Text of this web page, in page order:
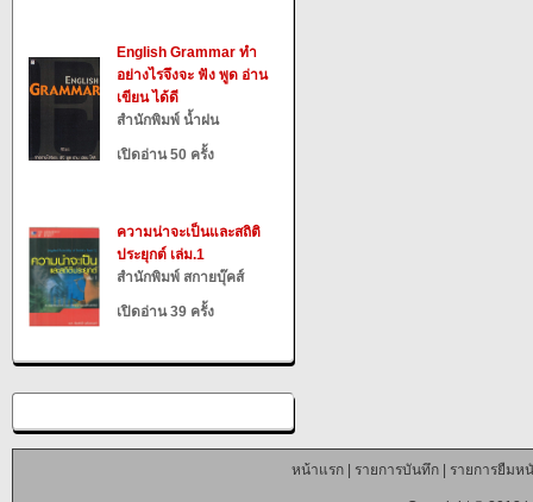
English Grammar ทำ
อย่างไรจึงจะ ฟัง พูด อ่าน
เขียน ได้ดี
สำนักพิมพ์ น้ำฝน
เปิดอ่าน 50 ครั้ง
ความน่าจะเป็นและสถิติ
ประยุกต์ เล่ม.1
สำนักพิมพ์ สกายบุ๊คส์
เปิดอ่าน 39 ครั้ง
หน้าแรก| รายการบันทึก| รายการยืมห